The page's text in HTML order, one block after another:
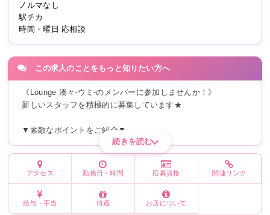
ノルマなし
駅チカ
時間・曜日 応相談
この求人のことをもっと知りたい方へ
《Lounge 湊々-ウミ-のメンバーに参加しませんか！》
新しいスタッフを積極的に募集しています★
▼素敵なポイントをご紹介▼
続きを読む
アクセス 勤務日・時間 応募資格 関連リンク
給与・手当 待遇 お店について